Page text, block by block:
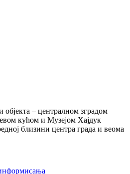
објекта – централном зградом
кућом и Музејом Хајдук
близини центра града и веома